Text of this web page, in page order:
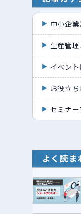
中小企
生産管
イベン
お役立
セミナー
よく読ま